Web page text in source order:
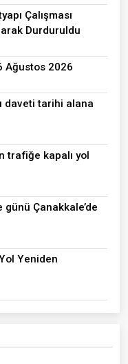
Çalışması
Durduruldu
Ağustos 2026
daveti tarihi alana
trafiğe kapalı yol
Çanakkale’de
Yeniden